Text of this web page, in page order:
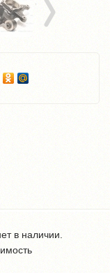
в наличии.